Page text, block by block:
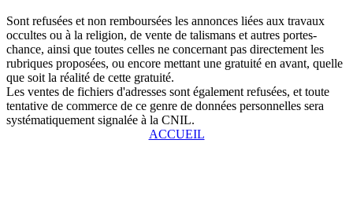
Sont refusées et non remboursées les annonces liées aux travaux
occultes ou à la religion, de vente de talismans et autres portes-
chance, ainsi que toutes celles ne concernant pas directement les
rubriques proposées, ou encore mettant une gratuité en avant, quelle
que soit la réalité de cette gratuité.
Les ventes de fichiers d'adresses sont également refusées, et toute
tentative de commerce de ce genre de données personnelles sera
systématiquement signalée à la CNIL.
ACCUEIL